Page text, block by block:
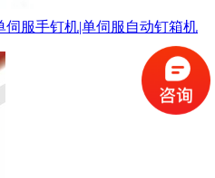
伺服手钉机|单伺服自动钉箱机